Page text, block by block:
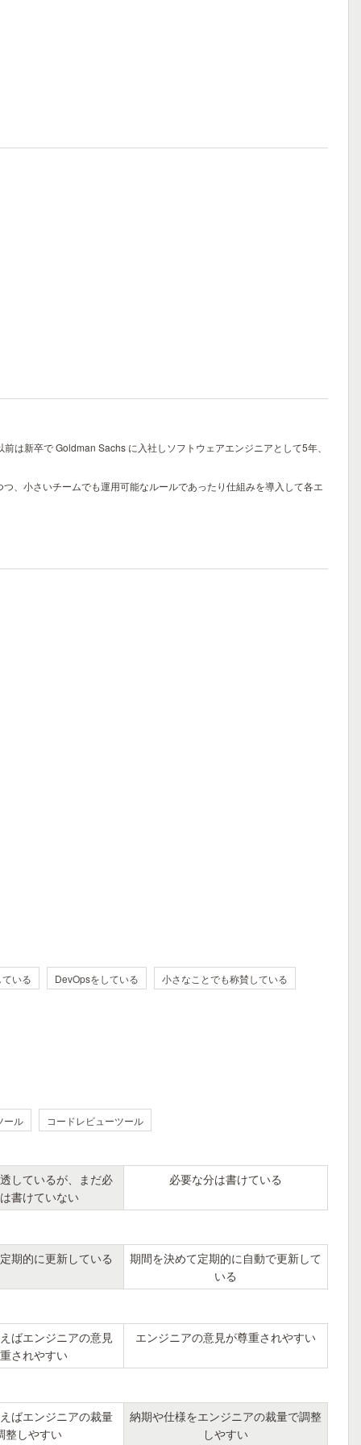
は新卒で Goldman Sachs に入社しソフトウェアエンジニアとして5年、
、小さいチームでも運用可能なルールであったり仕組みを導入して各エ
いる DevOpsをしている 小さなことでも称賛している
ール コードレビューツール
しているが、まだ必
書けていない
必要な分は書けている
期的に更新している
期間を決めて定期的に自動で更新して
いる
ばエンジニアの意見
されやすい
エンジニアの意見が尊重されやすい
ばエンジニアの裁量
整しやすい
納期や仕様をエンジニアの裁量で調整
しやすい